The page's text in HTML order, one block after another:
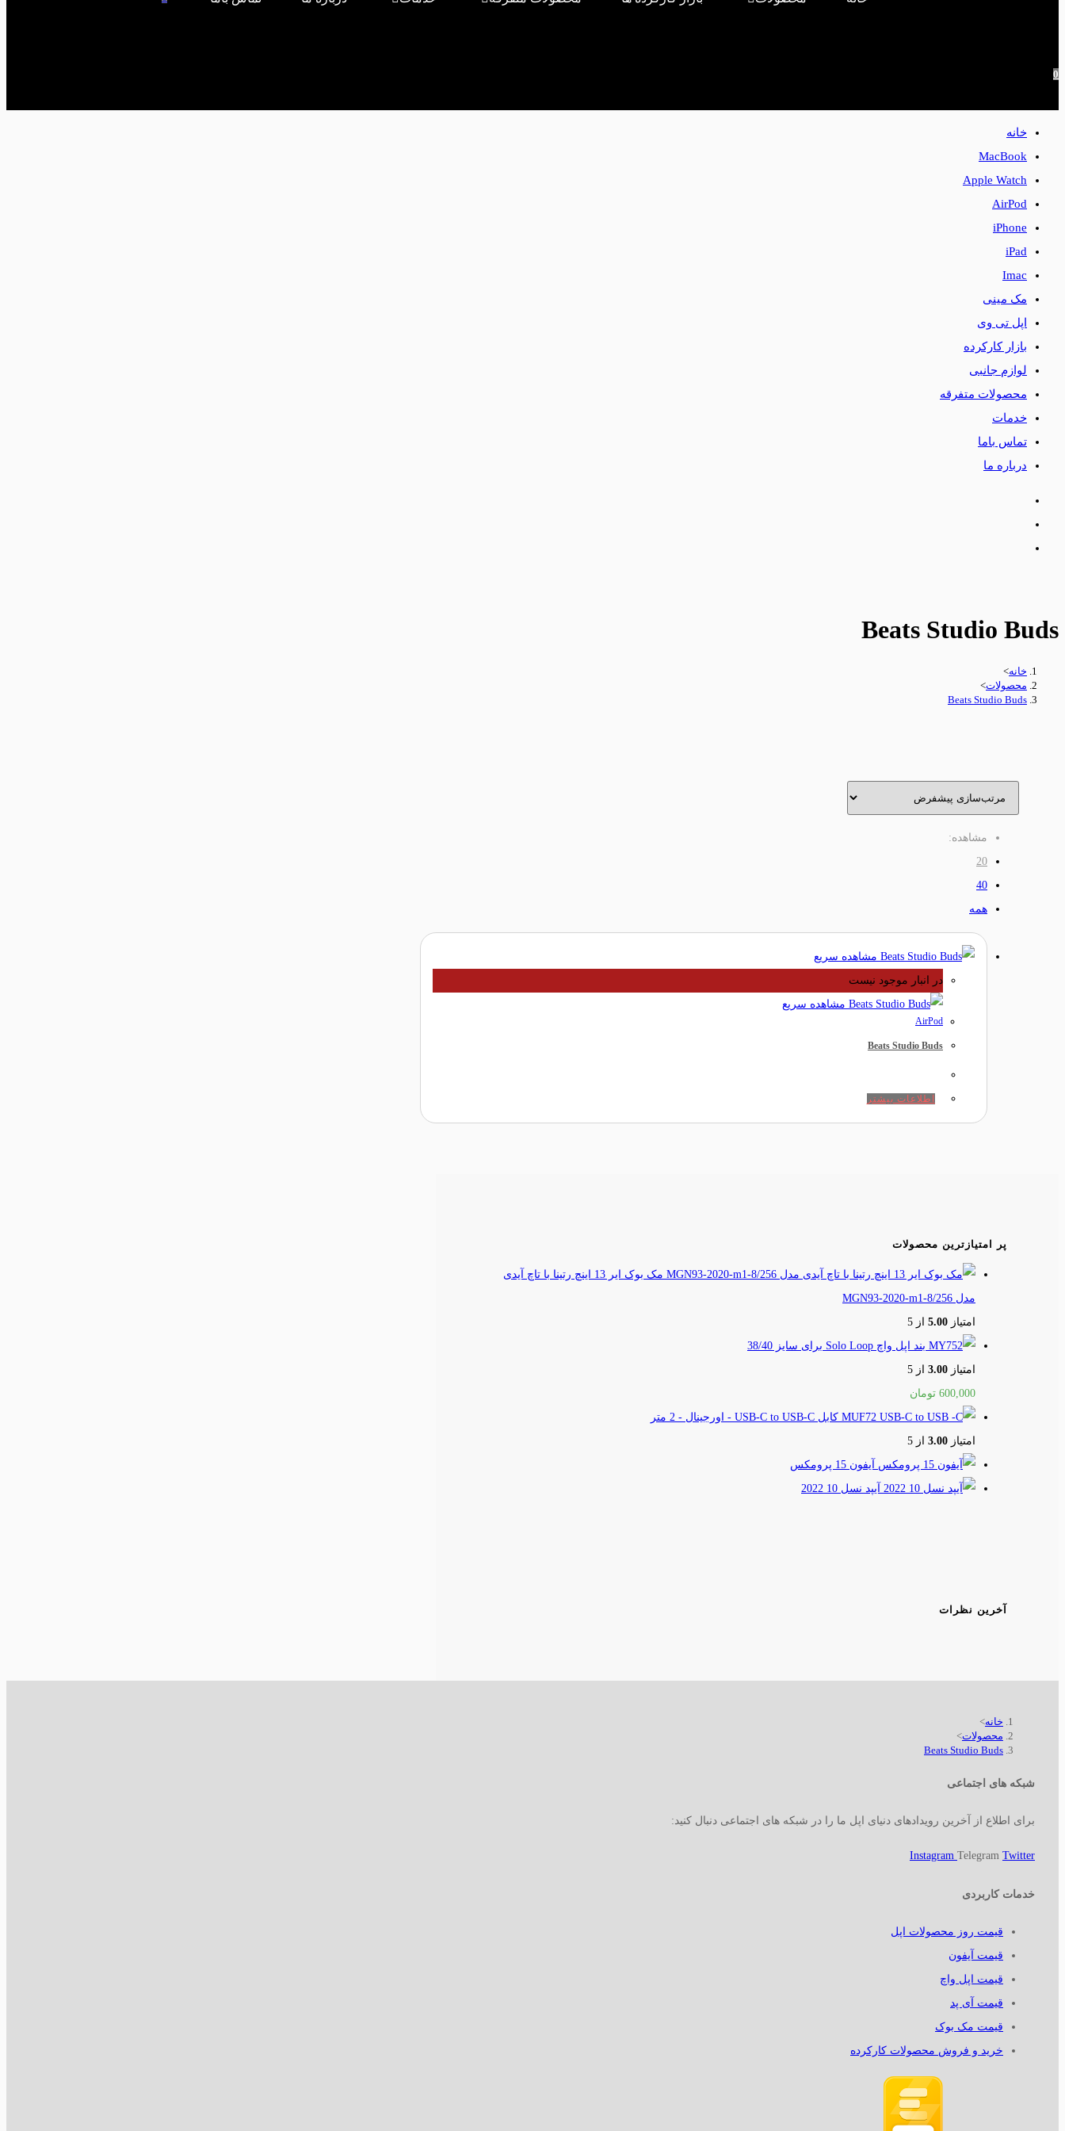
0
خانه
MacBook
Apple Watch
AirPod
iPhone
iPad
Imac
مک مینی
اپل تی وی
بازار کارکرده
لوازم جانبی
محصولات متفرقه
خدمات
تماس باما
درباره ما
Beats Studio Buds
خانه>
محصولات>
Beats Studio Buds
مشاهده:
20
40
همه
مشاهده سریع
در انبار موجود نیست
مشاهده سریع
AirPod
Beats Studio Buds
اطلاعات بیشتر
پر امتیازترین محصولات
مک بوک ایر 13 اینچ رتینا با تاچ آیدی
مدل MGN93-2020-m1-8/256
امتیاز 5.00 از 5
بند اپل واچ Solo Loop برای سایز 38/40
امتیاز 3.00 از 5
600,000 تومان
کابل USB-C to USB-C - اورجینال - 2 متر
امتیاز 3.00 از 5
آیفون 15 پرومکس
آیپد نسل 10 2022
آخرین نظرات
خانه>
محصولات>
Beats Studio Buds
شبکه های اجتماعی
برای اطلاع از آخرین رویدادهای دنیای اپل ما را در شبکه های اجتماعی دنبال کنید:
Instagram Telegram Twitter
خدمات کاربردی
قیمت روز محصولات اپل
قیمت آیفون
قیمت اپل واچ
قیمت آی پد
قیمت مک بوک
خرید و فروش محصولات کارکرده